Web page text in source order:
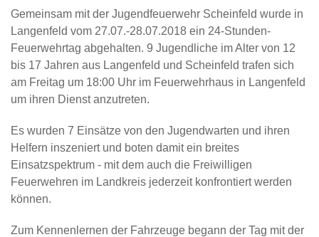
Gemeinsam mit der Jugendfeuerwehr Scheinfeld wurde in
Langenfeld vom 27.07.-28.07.2018 ein 24-Stunden-
Feuerwehrtag abgehalten. 9 Jugendliche im Alter von 12
bis 17 Jahren aus Langenfeld und Scheinfeld trafen sich
am Freitag um 18:00 Uhr im Feuerwehrhaus in Langenfeld
um ihren Dienst anzutreten.
Es wurden 7 Einsätze von den Jugendwarten und ihren
Helfern inszeniert und boten damit ein breites
Einsatzspektrum - mit dem auch die Freiwilligen
Feuerwehren im Landkreis jederzeit konfrontiert werden
können.
Zum Kennenlernen der Fahrzeuge begann der Tag mit der